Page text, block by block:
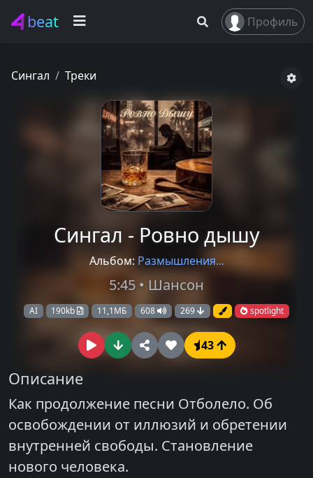
beat Профиль
Сингал Треки
Сингал - Ровно дышу
Альбом: Размышления...
5:45 • Шансон
AI 190kb 11,1МБ 608 269 spotlight
43
Описание
Как продолжение песни Отболело. Об
освобождении от иллюзий и обретении
внутренней свободы. Становление
нового человека.